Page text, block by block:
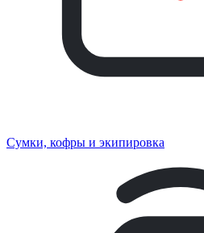
Сумки, кофры и экипировка